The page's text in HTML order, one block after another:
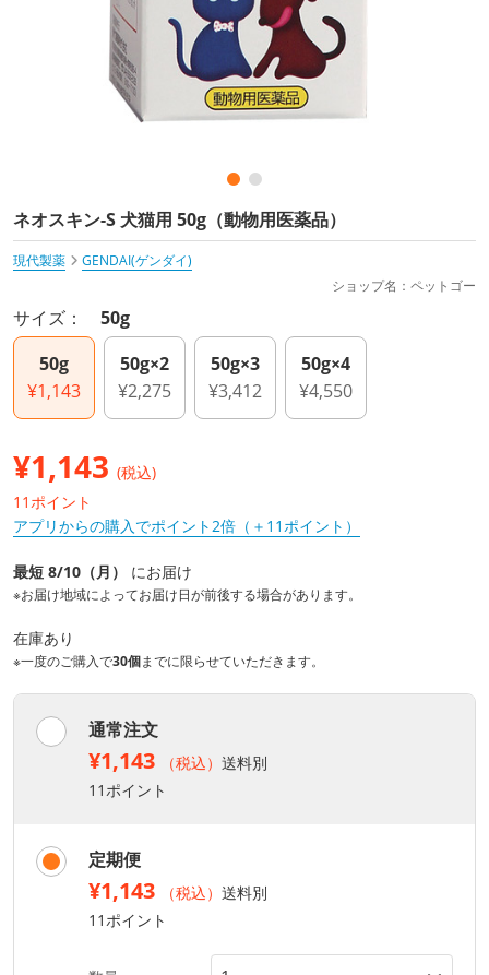
ネオスキン-S 犬猫用 50g（動物用医薬品）
現代製薬
GENDAI(ゲンダイ)
ショップ名：ペットゴー
サイズ： 50g
50g
¥1,143
50g×2
¥2,275
50g×3
¥3,412
50g×4
¥4,550
¥1,143 (税込)
11ポイント
アプリからの購入でポイント2倍（＋11ポイント）
最短 8/10（月） にお届け
※お届け地域によってお届け日が前後する場合があります。
在庫あり
※一度のご購入で30個までに限らせていただきます。
通常注文
¥1,143 （税込） 送料別
11ポイント
定期便
¥1,143 （税込） 送料別
11ポイント